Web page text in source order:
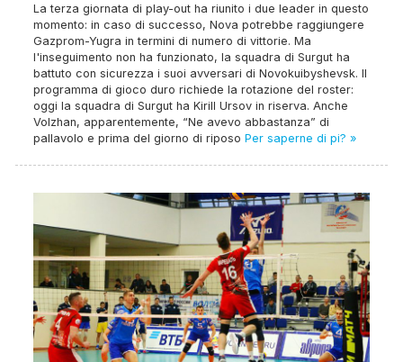
La terza giornata di play-out ha riunito i due leader in questo
momento: in caso di successo, Nova potrebbe raggiungere
Gazprom-Yugra in termini di numero di vittorie. Ma
l'inseguimento non ha funzionato, la squadra di Surgut ha
battuto con sicurezza i suoi avversari di Novokuibyshevsk. Il
programma di gioco duro richiede la rotazione del roster:
oggi la squadra di Surgut ha Kirill Ursov in riserva. Anche
Volzhan, apparentemente, “Ne avevo abbastanza” di
pallavolo e prima del giorno di riposo Per saperne di pi? »